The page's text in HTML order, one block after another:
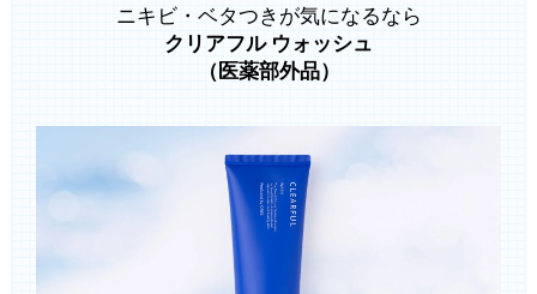
ニキビ・ベタつきが気になるなら
クリアフル ウォッシュ
（医薬部外品）